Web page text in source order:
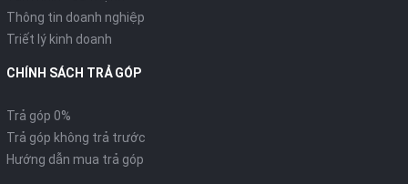
Thông tin doanh nghiệp
Triết lý kinh doanh
CHÍNH SÁCH TRẢ GÓP
Trả góp 0%
Trả góp không trả trước
Hướng dẫn mua trả góp